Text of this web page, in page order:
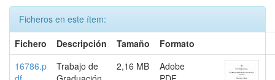
Ficheros en este ítem:
Fichero
Descripción Tamaño
Formato
16786.p
Trabajo de
2,16 MB
Adobe